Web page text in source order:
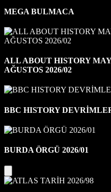
MEGA BULMACA
ALL ABOUT HISTORY
AĞUSTOS 2026/02
BBC HISTORY
BURDA ÖRGÜ 2026/01